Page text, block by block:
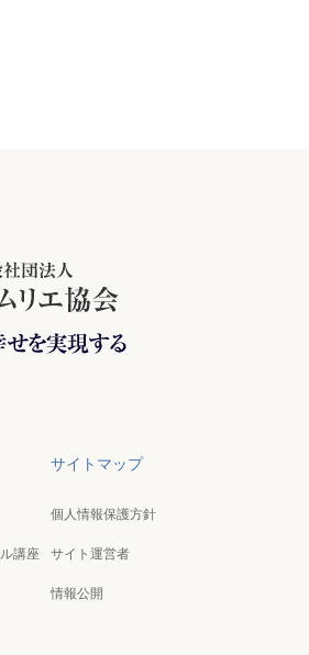
講座
サイトマップ
個人情報保護方針
サイト運営者
情報公開